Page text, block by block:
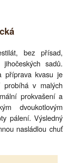
bez přísad,
sadů.
příprava kvasu je
v malých
prokvašení a
dvoukotlovým
pálení. Výsledný
nasládlou chuť